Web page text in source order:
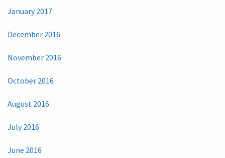
January 2017
December 2016
November 2016
October 2016
August 2016
July 2016
June 2016